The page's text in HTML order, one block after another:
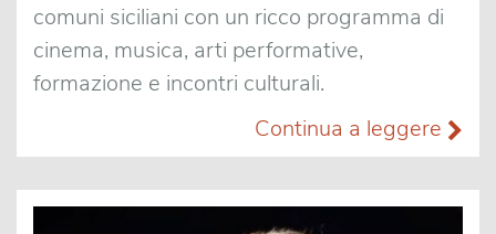
comuni siciliani con un ricco programma di
cinema, musica, arti performative,
formazione e incontri culturali.
Continua a leggere